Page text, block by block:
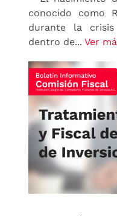
conocido como
durante la
dentro de... Ver